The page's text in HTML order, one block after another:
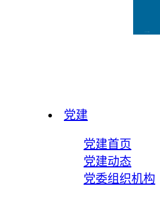
党建
党建首页
党建动态
党委组织机构